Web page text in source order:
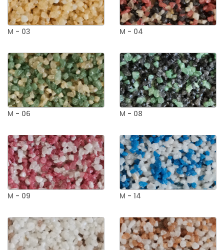
M - 03 M - 04
M - 06 M - 08
M - 09 M - 14